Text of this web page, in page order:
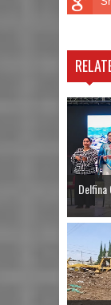
Delfina